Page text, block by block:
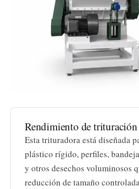
Rendimiento de
Esta trituradora está diseñada
plástico rígido, perfiles,
y otros desechos voluminosos
reducción de tamaño